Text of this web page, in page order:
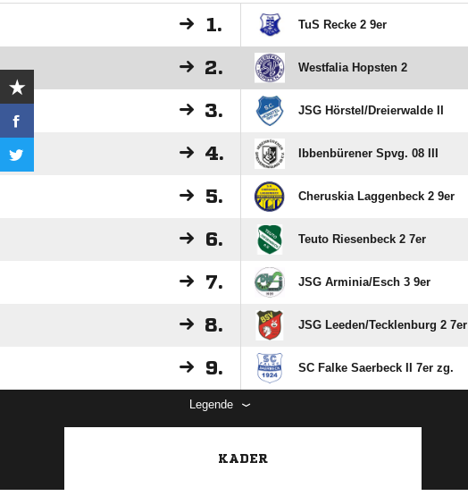
1. TuS Recke 2 9er
2. Westfalia Hopsten 2
3. JSG Hörstel/​Dreierwalde II
4. Ibbenbürener Spvg. 08 III
5. Cheruskia Laggenbeck 2 9er
6. Teuto Riesenbeck 2 7er
7. JSG Arminia/​Esch 3 9er
8. JSG Leeden/​Tecklenburg 2 7er
9. SC Falke Saerbeck II 7er zg.
Legende
KADER